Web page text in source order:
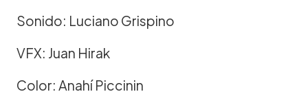
Sonido: Luciano Grispino
VFX: Juan Hirak
Color: Anahí Piccinin